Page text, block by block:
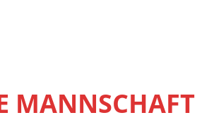
MANNSCHAFT